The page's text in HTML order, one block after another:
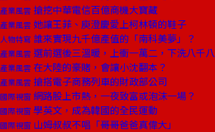
產業風雲 搶挖中華電信百億商機大寶藏
產業風雲 她讓王菲、庾澄慶愛上柯林頓的鞋子
人物特寫 誰來實現九千億產值的「南科美夢」？
產業風雲 選前選後三溫暖，上衝一萬二，下洗八千八
產業風雲 在大陸的豪賭，會讓小沈翻本？
產業風雲 搶搭電子商務列車的財政部公司
國際視窗 網路股上市熱，一夜致富或泡沫一場？
國際視窗 學英文，成為韓國的全民運動
國際視窗 山姆叔叔不唱「哥哥爸爸真偉大」